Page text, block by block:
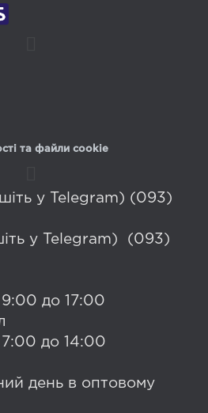
та файли cookie
у Telegram) (093)
у Telegram) (093)
9:00 до 17:00
7:00 до 14:00
день в оптовому